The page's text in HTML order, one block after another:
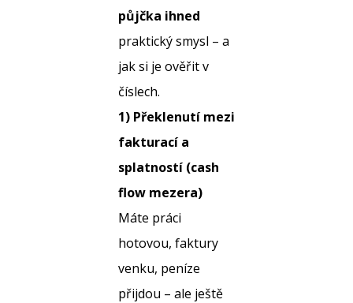
půjčka ihned
praktický smysl – a
jak si je ověřit v
číslech.
1) Překlenutí mezi
fakturací a
splatností (cash
flow mezera)
Máte práci
hotovou, faktury
venku, peníze
přijdou – ale ještě